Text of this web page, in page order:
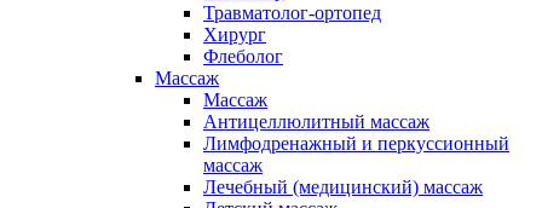
Травматолог-ортопед
Хирург
Флеболог
Массаж
Массаж
Антицеллюлитный массаж
Лимфодренажный и перкуссионный
массаж
Лечебный (медицинский) массаж